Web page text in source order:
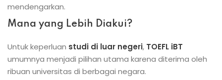
mendengarkan.
Mana yang Lebih Diakui?
Untuk keperluan studi di luar negeri, TOEFL iBT
umumnya menjadi pilihan utama karena diterima oleh
ribuan universitas di berbagai negara.